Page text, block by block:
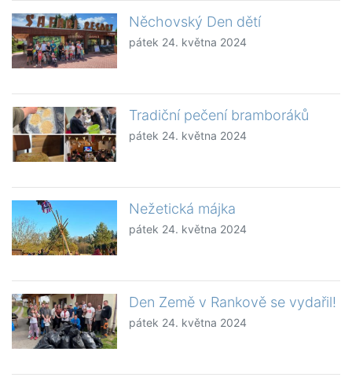
Něchovský Den dětí
pátek 24. května 2024
Tradiční pečení bramboráků
pátek 24. května 2024
Nežetická májka
pátek 24. května 2024
Den Země v Rankově se vydařil!
pátek 24. května 2024